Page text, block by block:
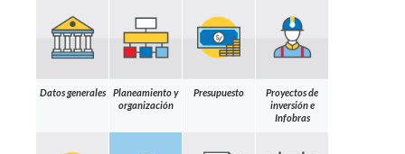
Datos generales
Planeamiento y
organización
Presupuesto
Proyectos de
inversión e
Infobras